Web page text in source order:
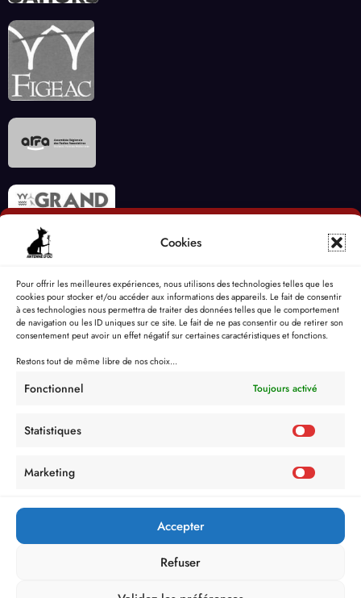
Cookies
Pour offrir les meilleures expériences, nous utilisons des technologies telles que les
cookies pour stocker et/ou accéder aux informations des appareils. Le fait de consentir
à ces technologies nous permettra de traiter des données telles que le comportement
de navigation ou les ID uniques sur ce site. Le fait de ne pas consentir ou de retirer son
consentement peut avoir un effet négatif sur certaines caractéristiques et fonctions.
Restons tout de même libre de nos choix...
Fonctionnel Toujours activé
Statistiques
Marketing
Accepter
Refuser